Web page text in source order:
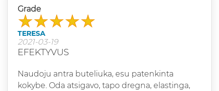
Grade
TERESA
2021-03-19
EFEKTYVUS
Naudoju antra buteliuka, esu patenkinta
kokybe. Oda atsigavo, tapo dregna, elastinga,